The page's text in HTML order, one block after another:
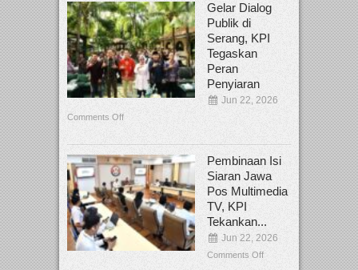
Gelar Dialog
Publik di
Serang, KPI
Tegaskan
Peran
Penyiaran
Jun 22, 2026
Comments Off
Pembinaan Isi
Siaran Jawa
Pos Multimedia
TV, KPI
Tekankan...
Jun 22, 2026
Comments Off